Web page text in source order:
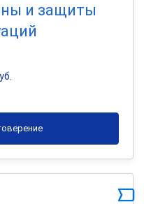
и защиты